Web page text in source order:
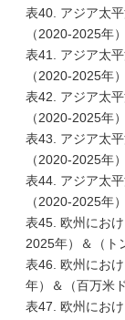
表40. アジア太
（2020-2025年
表41. アジア太
（2020-2025年）
表42. アジア太
（2020-2025年
表43. アジア太
（2020-2025年
表44. アジア太
（2020-2025年
表45. 欧州にお
2025年）＆（ト
表46. 欧州にお
年）＆（百万米ド
表47. 欧州にお